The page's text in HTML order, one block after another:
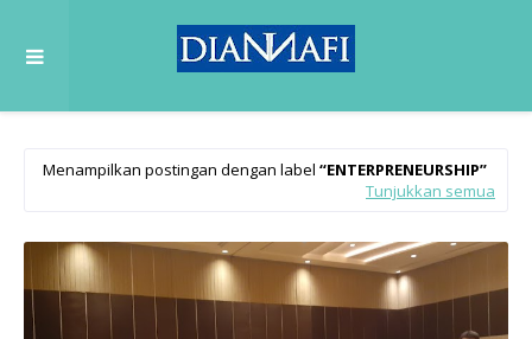
Menampilkan postingan dengan label
ENTERPRENEURSHIP
Tunjukkan semua